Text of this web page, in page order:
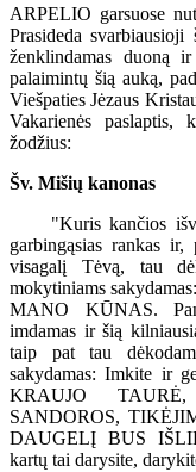
ARPELIO garsuose
Prasideda
ženklindamas duoną
palaimintų šią auką,
Viešpaties Jėzaus
Vakarienės paslaptis,
žodžius:
Šv. Mišių kanonas
"Kuris kančios
garbingąsias rankas
visagalį Tėvą, tau
mokytiniams
MANO KŪNAS.
imdamas ir šią
taip pat tau
sakydamas: Imkite ir
KRAUJO
SANDOROS,
DAUGELĮ BUS
kartų tai darysite,